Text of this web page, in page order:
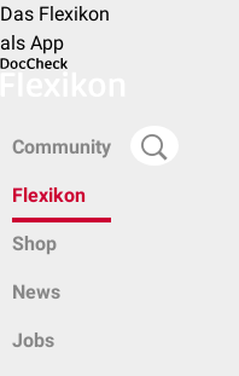
Das Flexikon
als App
Community
Flexikon
Shop
News
Jobs